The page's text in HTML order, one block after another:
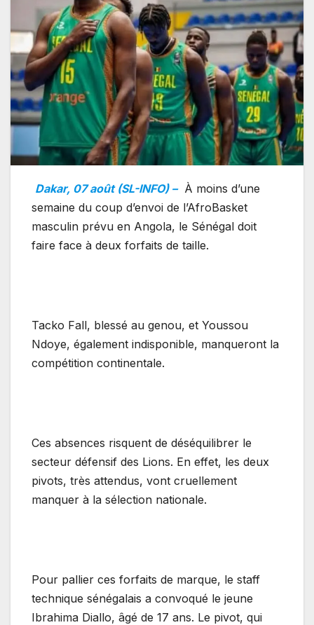
Dakar, 07 août (SL-INFO) – À moins d’une
semaine du coup d’envoi de l’AfroBasket
masculin prévu en Angola, le Sénégal doit
faire face à deux forfaits de taille.
‎Tacko Fall, blessé au genou, et Youssou
Ndoye, également indisponible, manqueront la
compétition continentale.
‎Ces absences risquent de déséquilibrer le
secteur défensif des Lions. En effet, les deux
pivots, très attendus, vont cruellement
manquer à la sélection nationale.
‎Pour pallier ces forfaits de marque, le staff
technique sénégalais a convoqué le jeune
Ibrahima Diallo, âgé de 17 ans. Le pivot, qui